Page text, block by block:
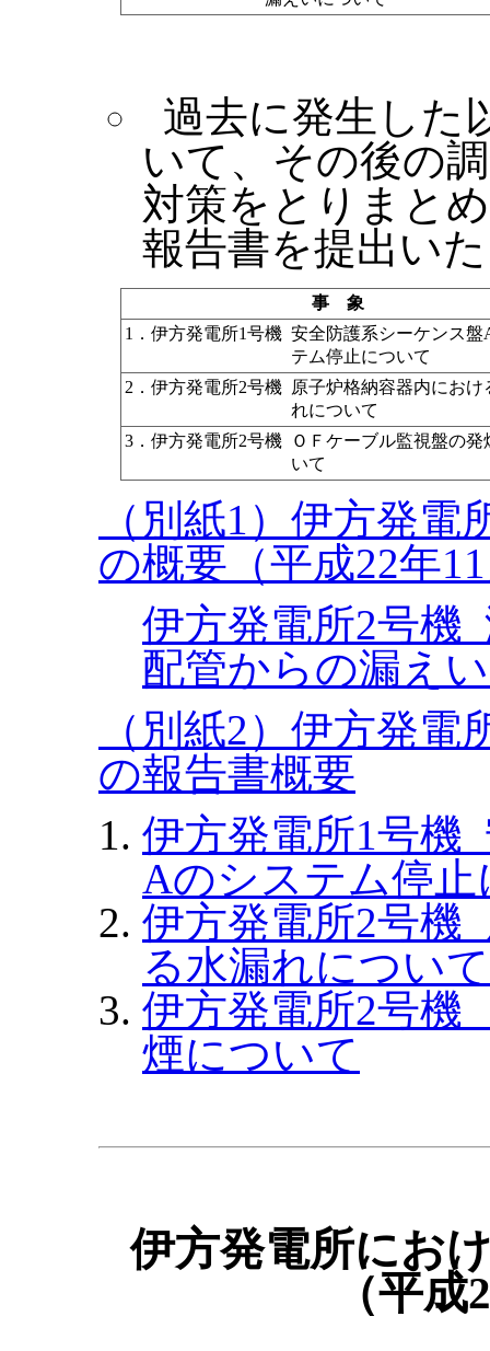
過去に発生した
いて、その後の
対策をとりまと
報告書を提出い
事 象
1．伊方発電所1号機 安全防護系シーケンス盤
テム停止について
2．伊方発電所2号機 原子炉格納容器内におけ
れについて
3．伊方発電所2号機
ＯＦケーブル監視盤の発
いて
（別紙1）伊方発
の概要（平成22年
伊方発電所2号機
配管からの漏え
（別紙2）伊方発
の報告書概要
伊方発電所1号機
Aのシステム停
伊方発電所2号機
る水漏れについて
伊方発電所2号機
煙について
伊方発電所にお
（平